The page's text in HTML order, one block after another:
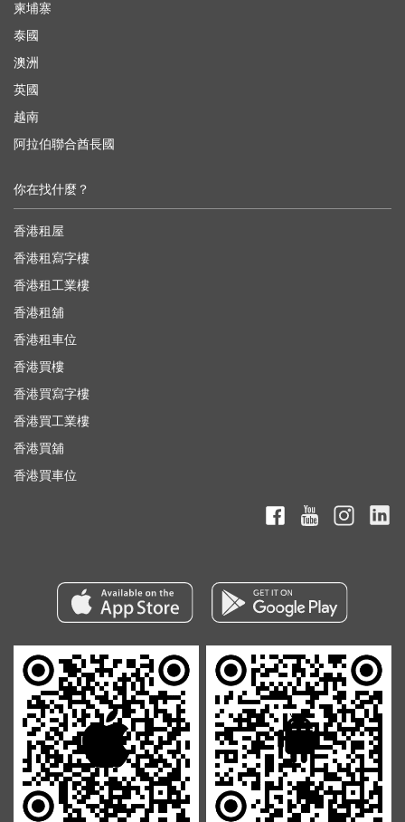
柬埔寨
泰國
澳洲
英國
越南
阿拉伯聯合酋長國
你在找什麼？
香港租屋
香港租寫字樓
香港租工業樓
香港租舖
香港租車位
香港買樓
香港買寫字樓
香港買工業樓
香港買舖
香港買車位